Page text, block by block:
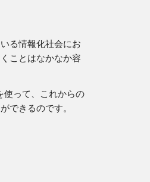
る情報化社会にお
ことはなかなか容
使って、これからの
できるのです。